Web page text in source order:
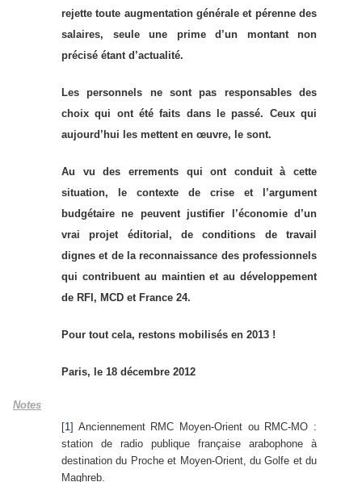
rejette toute augmentation générale et pérenne des
salaires, seule une prime d’un montant non
précisé étant d’actualité.
Les personnels ne sont pas responsables des
choix qui ont été faits dans le passé. Ceux qui
aujourd’hui les mettent en œuvre, le sont.
Au vu des errements qui ont conduit à cette
situation, le contexte de crise et l’argument
budgétaire ne peuvent justifier l’économie d’un
vrai projet éditorial, de conditions de travail
dignes et de la reconnaissance des professionnels
qui contribuent au maintien et au développement
de RFI, MCD et France 24.
Pour tout cela, restons mobilisés en 2013 !
Paris, le 18 décembre 2012
Notes
[1] Anciennement RMC Moyen-Orient ou RMC-MO :
station de radio publique française arabophone à
destination du Proche et Moyen-Orient, du Golfe et du
Maghreb.